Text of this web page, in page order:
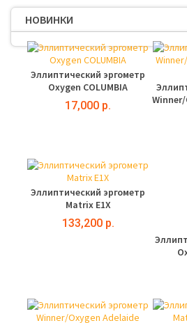
НОВИНКИ
Эллиптический эргометр
Oxygen COLUMBIA
17,000 р.
Эллиптический эргометр
Matrix E1X
133,200 р.